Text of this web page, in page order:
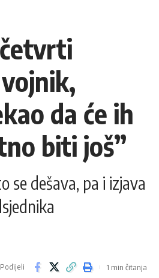
da će ih
biti još”
se dešava, pa i izjava
Podijeli 1 min čitanja